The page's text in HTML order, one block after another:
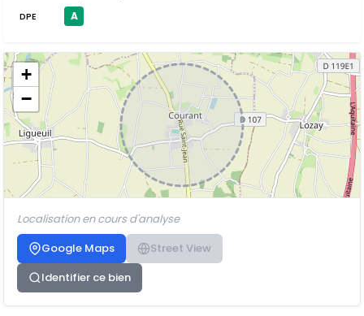
DPE A
+
−
Localisation en cours d'analyse
Google Maps
Street View
Identifier ce bien